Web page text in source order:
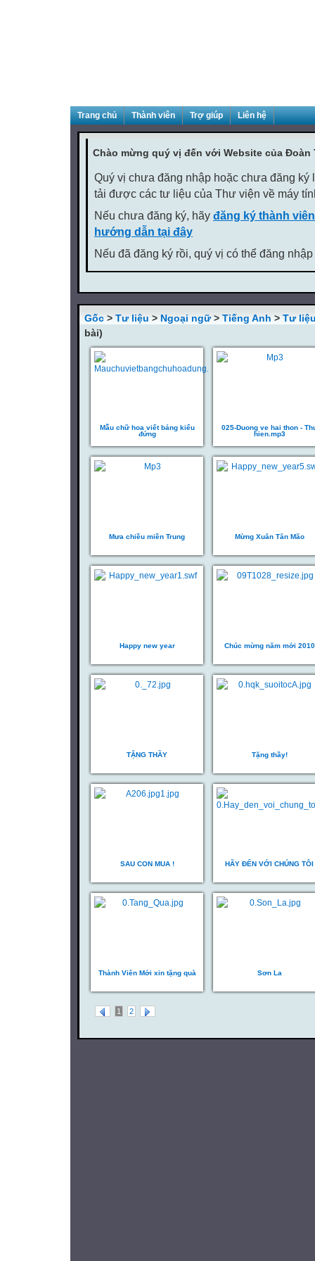
Trang chủ Thành viên Trợ giúp Liên hệ
Chào mừng quý vị đến với Website của Đoàn
Quý vị chưa đăng nhập hoặc chưa đăng ký
tải được các tư liệu của Thư viện về máy
Nếu chưa đăng ký, hãy đăng ký thành
hướng dẫn tại đây
Nếu đã đăng ký rồi, quý vị có thể đăng
Gốc > Tư liệu > Ngoại ngữ> Tiếng Anh > Tư
bài)
Mẫu chữ hoa viết bảng kiểu
đứng
025-Duong ve hai thon -
hien.mp3
Mưa chiều miền Trung Mừng Xuân Tân Mão
Happy new year Chúc mừng năm mới 2010
TẶNG THẦY Tặng thầy!
SAU CON MUA ! HÃY ĐẾN VỚI CHÚNG TÔI
Thành Viên Mới xin tặng quà Sơn La
1 2